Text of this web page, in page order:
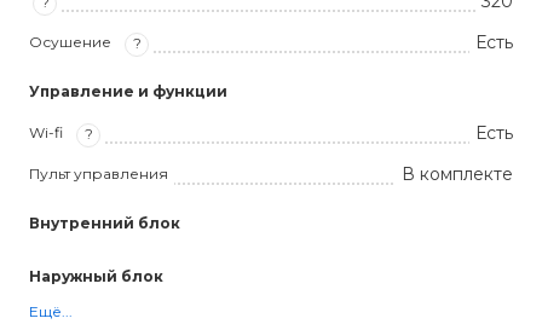
Осушение ? Есть
Управление и функции
Wi-fi ? Есть
Пульт управления В комплекте
Внутренний блок
Наружный блок
Ещё...